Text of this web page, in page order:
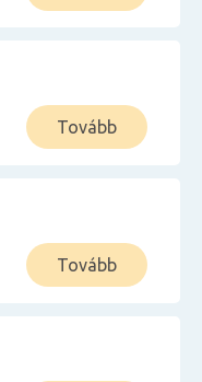
Tovább
Tovább